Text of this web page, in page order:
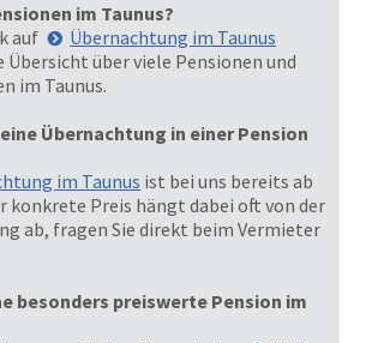
im Taunus?
auf
Übernachtung im Taunus
Übersicht über viele Pensionen und
im Taunus.
Übernachtung in einer Pension
im Taunus ist bei uns bereits ab
konkrete Preis hängt dabei oft von der
ab, fragen Sie direkt beim Vermieter
besonders preiswerte Pension im